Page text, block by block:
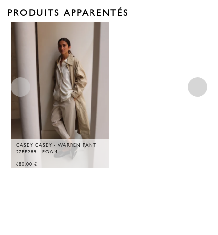
PRODUITS APPARENTÉS
CASEY CASEY - WARREN PANT
27FP289 - FOAM
680,00 €